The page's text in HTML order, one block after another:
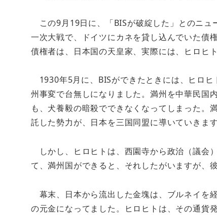
この9月19日に、「BISが破綻した」とのニュ
一次大戦で、ドイツにカネを貸し込んでいた債
債権者は、日本国の天皇家、実際には、ヒロヒト
1930年5月に、BISができたときには、ヒロ
州事変で台無しになりました。満州を中華民国
も、犬養毅の暗殺でできなくなってしまった。
託した勢力が、日本を三国同盟に導いていきま
しかし、ヒロヒトは、西園寺から政治（議会
て、満州国ができると、それしたがいますが、
幕末、日本から流出した金塊は、ブルネイを
の元金になってました。ヒロヒトは、その通貨